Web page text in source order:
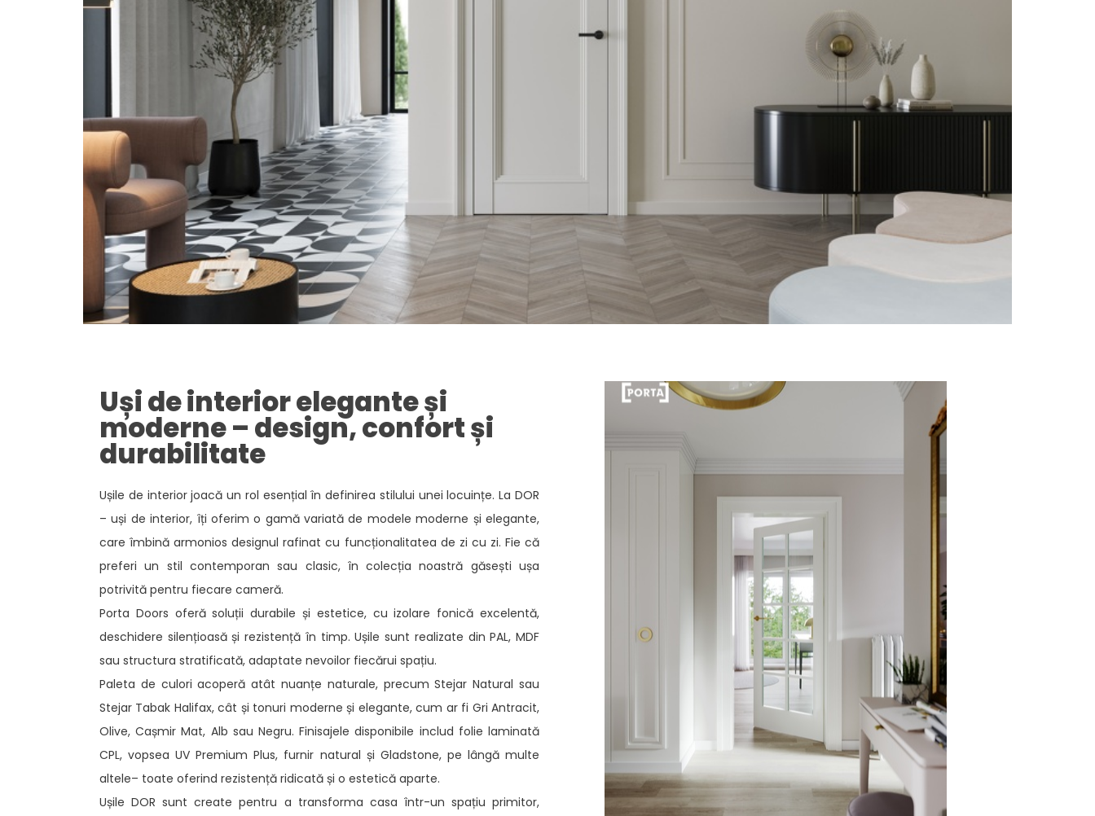
Uși de interior elegante și
moderne – design, confort și
durabilitate​
Ușile de interior joacă un rol esențial în definirea stilului unei locuințe. La DOR
– uși de interior, îți oferim o gamă variată de modele moderne și elegante,
care îmbină armonios designul rafinat cu funcționalitatea de zi cu zi. Fie că
preferi un stil contemporan sau clasic, în colecția noastră găsești ușa
potrivită pentru fiecare cameră. ​
Porta Doors oferă soluții durabile și estetice, cu izolare fonică excelentă,
deschidere silențioasă și rezistență în timp. Ușile sunt realizate din PAL, MDF
sau structura stratificată, adaptate nevoilor fiecărui spațiu.
Paleta de culori acoperă atât nuanțe naturale, precum Stejar Natural sau
Stejar Tabak Halifax, cât și tonuri moderne și elegante, cum ar fi Gri Antracit,
Olive, Cașmir Mat, Alb sau Negru. Finisajele disponibile includ folie laminată
CPL, vopsea UV Premium Plus, furnir natural și Gladstone, pe lângă multe
altele– toate oferind rezistență ridicată și o estetică aparte.
Ușile DOR sunt create pentru a transforma casa într-un spațiu primitor,